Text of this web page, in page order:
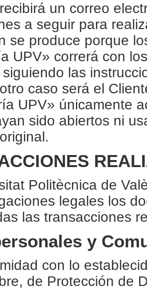
un correo
a seguir para
se produce porque
UPV» correrá con
las
caso será el
UPV» únicamente
sido abiertos ni
Politècnica de
legales los
las transacciones
y
con lo
de Protección de